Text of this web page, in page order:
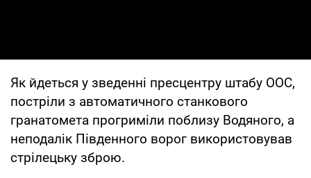
Як йдеться у зведенні пресцентру штабу ООС,
постріли з автоматичного станкового
гранатомета прогриміли поблизу Водяного, а
неподалік Південного ворог використовував
стрілецьку зброю.